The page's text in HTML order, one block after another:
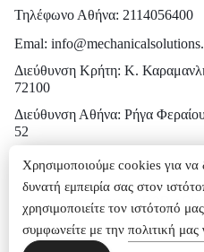
Τηλέφωνο Αθήνα: 2114056400
Emal:
Διεύθυνση Κρήτη: Κ.
72100
Διεύθυνση Αθήνα: Ρήγα
52
ⓒ Κατασκευή Β2Β
Χρησιμοποιούμε cookies για να
δυνατή εμπειρία σας στον
χρησιμοποιείτε τον ιστότοπό
συμφωνείτε με την πολιτική